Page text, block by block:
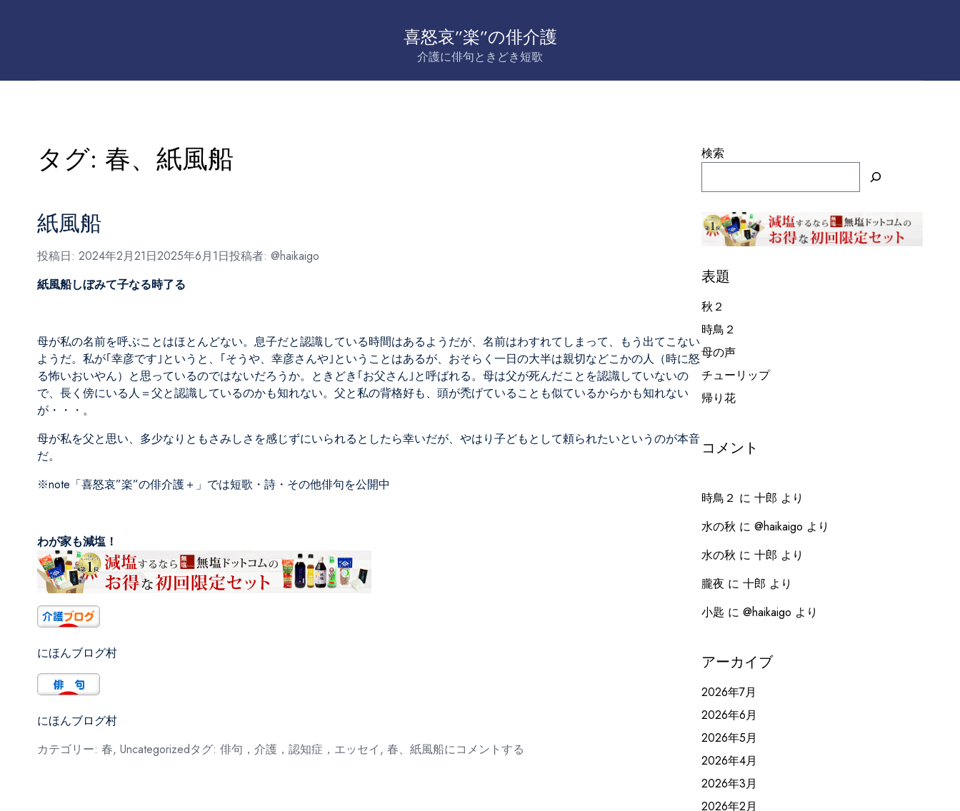
喜怒哀”楽”の俳介護
介護に俳句ときどき短歌
タグ: 春、紙風船
紙風船
投稿日: 2024年2月21日2025年6月1日投稿者: @haikaigo
紙風船しぼみて子なる時了る
母が私の名前を呼ぶことはほとんどない。息子だと認識している時間はあるようだが、名前はわすれてしまって、もう出てこない
ようだ。私が｢幸彦です｣というと、｢そうや、幸彦さんや｣ということはあるが、おそらく一日の大半は親切などこかの人（時に怒
る怖いおいやん）と思っているのではないだろうか。ときどき｢お父さん｣と呼ばれる。母は父が死んだことを認識していないの
で、長く傍にいる人＝父と認識しているのかも知れない。父と私の背格好も、頭が禿げていることも似ているからかも知れない
が・・・。
母が私を父と思い、多少なりともさみしさを感じずにいられるとしたら幸いだが、やはり子どもとして頼られたいというのが本音
だ。
※note 「喜怒哀”楽”の俳介護＋」 では短歌・詩・その他俳句を公開中
わが家も減塩！
にほんブログ村
にほんブログ村
カテゴリー: 春, Uncategorizedタグ: 俳句，介護，認知症，エッセイ, 春、紙風船紙
にコメントする
検索
表題
秋２
時鳥２
母の声
チューリップ
帰り花
コメント
時鳥２ に 十郎 より
水の秋 に @haikaigo より
水の秋 に 十郎 より
朧夜 に 十郎 より
小匙 に @haikaigo より
アーカイブ
2026年7月
2026年6月
2026年5月
2026年4月
2026年3月
2026年2月